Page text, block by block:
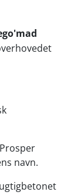
navn.